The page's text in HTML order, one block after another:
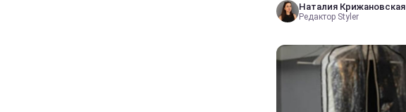
Наталия Крижановская
Редактор Styler